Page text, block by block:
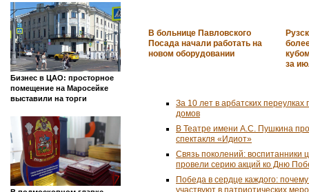
Бизнес в ЦАО: просторное
помещение на Маросейке
выставили на торги
В больнице Павловского
Посада начали работать на
новом оборудовании
за
За 10 лет в арбатских переулках
домов
В Театре имени А.С. Пушкина
спектакля «Идиот»
Связь поколений: воспитанники
провели серию акций ко Дню
Победа в сердце каждого:
участвуют в патриотических